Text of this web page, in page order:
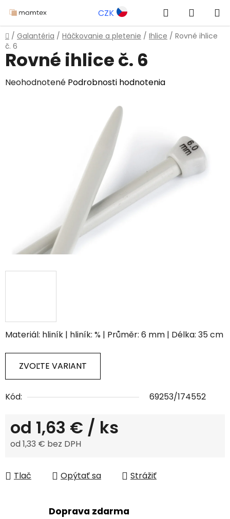
na
obsah
CZK Hľadať
KOŠÍK
Domov
/ Galantéria / Háčkovanie a pletenie / Ihlice / Rovné ihlice
č. 6
Materiál: hliník | hliník: % | Průměr: 6 mm | Délka: 35 cm
ZVOĽTE VARIANT
Kód: 69253/174552
od 1,63 € / ks
od1,33 € bez DPH
Tlač
Opýtať sa Strážiť
Rovné ihlice č. 6
Priemerné
Neohodnotené Podrobnosti hodnotenia
Doprava zdarma